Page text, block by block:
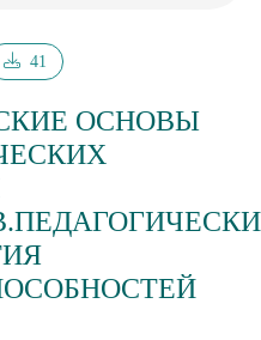
41
ОСНОВЫ